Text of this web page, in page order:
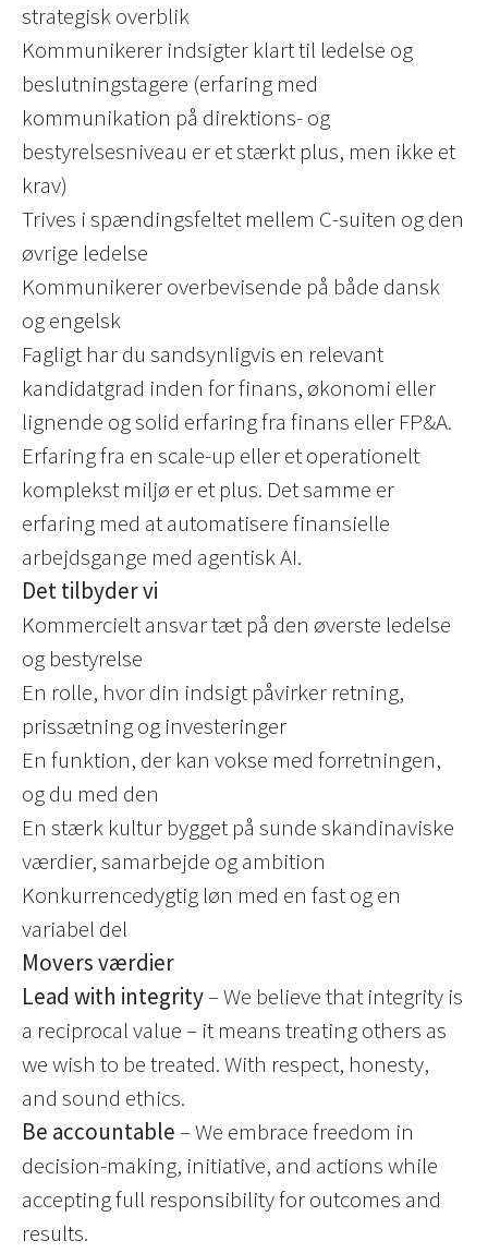
strategisk overblik
Kommunikerer indsigter klart til ledelse og
beslutningstagere (erfaring med
kommunikation på direktions- og
bestyrelsesniveau er et stærkt plus, men ikke et
krav)
Trives i spændingsfeltet mellem C-suiten og den
øvrige ledelse
Kommunikerer overbevisende på både dansk
og engelsk
Fagligt har du sandsynligvis en relevant
kandidatgrad inden for finans, økonomi eller
lignende og solid erfaring fra finans eller FP&A.
Erfaring fra en scale-up eller et operationelt
komplekst miljø er et plus. Det samme er
erfaring med at automatisere finansielle
arbejdsgange med agentisk AI.
Det tilbyder vi
Kommercielt ansvar tæt på den øverste ledelse
og bestyrelse
En rolle, hvor din indsigt påvirker retning,
prissætning og investeringer
En funktion, der kan vokse med forretningen,
og du med den
En stærk kultur bygget på sunde skandinaviske
værdier, samarbejde og ambition
Konkurrencedygtig løn med en fast og en
variabel del
Movers værdier
Lead with integrity– We believe that integrity is
a reciprocal value – it means treating others as
we wish to be treated.With respect, honesty,
and sound ethics.
Be accountable– We embrace freedom in
decision-making, initiative, and actions while
accepting full responsibility for outcomes and
results.